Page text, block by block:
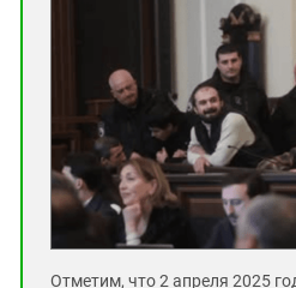
Отметим, что 2 апреля 2025